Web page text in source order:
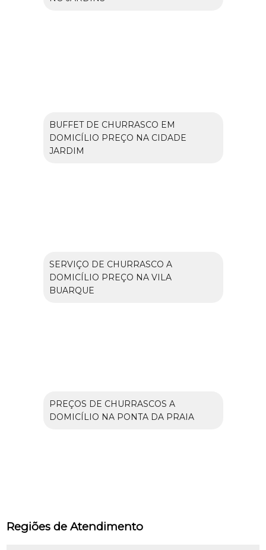
BUFFET DE CHURRASCO EM
DOMICÍLIO PREÇO NA CIDADE
JARDIM
SERVIÇO DE CHURRASCO A
DOMICÍLIO PREÇO NA VILA
BUARQUE
PREÇOS DE CHURRASCOS A
DOMICÍLIO NA PONTA DA PRAIA
Regiões de Atendimento